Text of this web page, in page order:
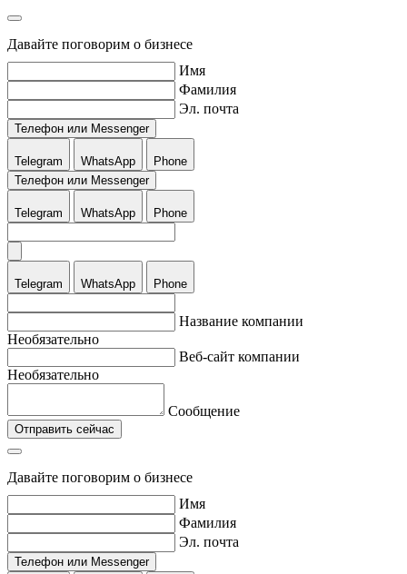
Давайте поговорим о бизнесе
Имя
Фамилия
Эл. почта
Телефон или Messenger
Telegram WhatsApp
Phone
Телефон или Messenger
Telegram WhatsApp Phone
Telegram WhatsApp Phone
Название компании
Необязательно
Веб-сайт компании
Необязательно
Сообщение
Отправить сейчас
Давайте поговорим о бизнесе
Имя
Фамилия
Эл. почта
Телефон или Messenger